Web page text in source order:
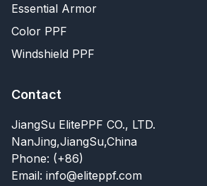
Essential Armor
Color PPF
Windshield PPF
Contact
JiangSu ElitePPF CO., LTD.
NanJing,JiangSu,China
Phone: (+86)
Email: info@eliteppf.com